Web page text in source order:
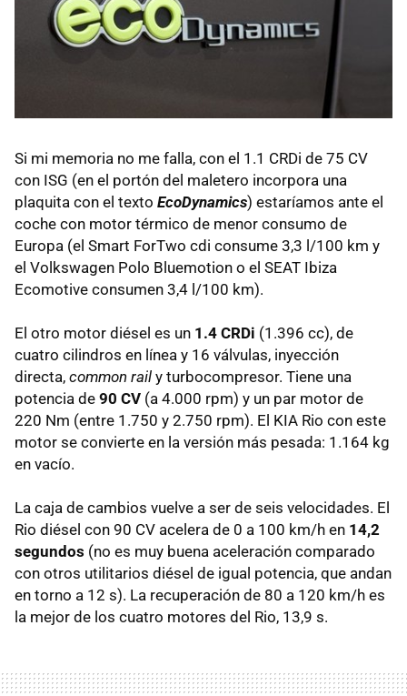
Si mi memoria no me falla, con el 1.1 CRDi de 75 CV
con ISG (en el portón del maletero incorpora una
plaquita con el texto EcoDynamics) estaríamos ante el
coche con motor térmico de menor consumo de
Europa (el Smart ForTwo cdi consume 3,3 l/100 km y
el Volkswagen Polo Bluemotion o el SEAT Ibiza
Ecomotive consumen 3,4 l/100 km).
El otro motor diésel es un 1.4 CRDi (1.396 cc), de
cuatro cilindros en línea y 16 válvulas, inyección
directa, common rail y turbocompresor. Tiene una
potencia de 90 CV (a 4.000 rpm) y un par motor de
220 Nm (entre 1.750 y 2.750 rpm). El KIA Rio con este
motor se convierte en la versión más pesada: 1.164 kg
en vacío.
La caja de cambios vuelve a ser de seis velocidades. El
Rio diésel con 90 CV acelera de 0 a 100 km/h en 14,2
segundos (no es muy buena aceleración comparado
con otros utilitarios diésel de igual potencia, que andan
en torno a 12 s). La recuperación de 80 a 120 km/h es
la mejor de los cuatro motores del Rio, 13,9 s.